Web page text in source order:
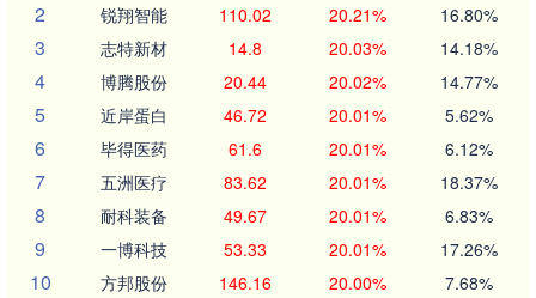
2 锐翔智能 110.02 20.21% 16.80%
3 志特新材 14.8 20.03% 14.18%
4 博腾股份 20.44 20.02% 14.77%
5 近岸蛋白 46.72 20.01% 5.62%
6 毕得医药 61.6 20.01% 6.12%
7 五洲医疗 83.62 20.01% 18.37%
8 耐科装备 49.67 20.01% 6.83%
9 一博科技 53.33 20.01% 17.26%
10 方邦股份 146.16 20.00% 7.68%